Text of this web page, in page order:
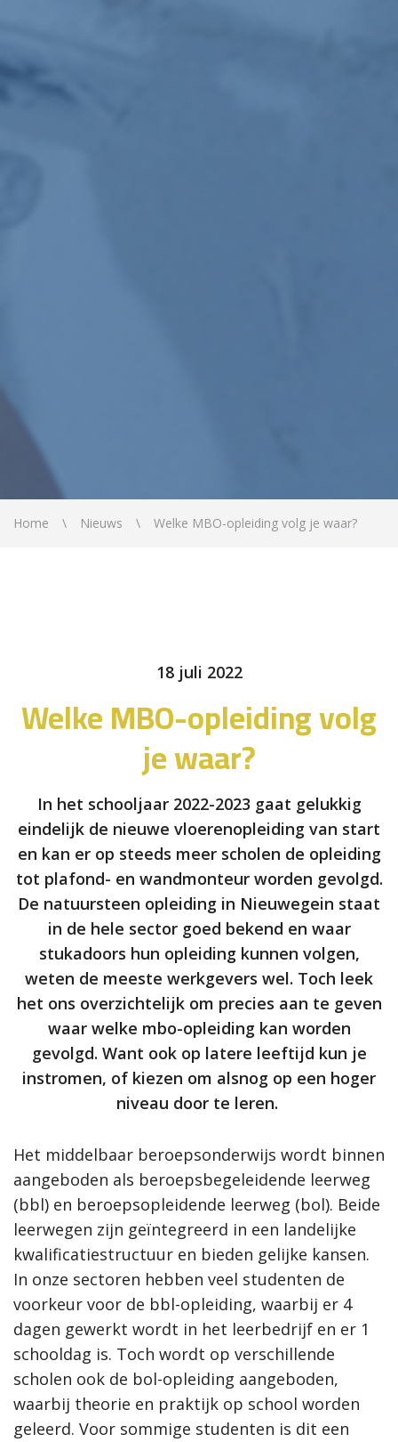
Home Nieuws Welke MBO-opleiding volg je waar?
18 juli 2022
Welke MBO-opleiding volg
je waar?
In het schooljaar 2022-2023 gaat gelukkig
eindelijk de nieuwe vloerenopleiding van start
en kan er op steeds meer scholen de opleiding
tot plafond- en wandmonteur worden gevolgd.
De natuursteen opleiding in Nieuwegein staat
in de hele sector goed bekend en waar
stukadoors hun opleiding kunnen volgen,
weten de meeste werkgevers wel. Toch leek
het ons overzichtelijk om precies aan te geven
waar welke mbo-opleiding kan worden
gevolgd. Want ook op latere leeftijd kun je
instromen, of kiezen om alsnog op een hoger
niveau door te leren.
Het middelbaar beroepsonderwijs wordt binnen
aangeboden als beroepsbegeleidende leerweg
(bbl) en beroepsopleidende leerweg (bol). Beide
leerwegen zijn geïntegreerd in een landelijke
kwalificatiestructuur en bieden gelijke kansen.
In onze sectoren hebben veel studenten de
voorkeur voor de bbl-opleiding, waarbij er 4
dagen gewerkt wordt in het leerbedrijf en er 1
schooldag is. Toch wordt op verschillende
scholen ook de bol-opleiding aangeboden,
waarbij theorie en praktijk op school worden
geleerd. Voor sommige studenten is dit een